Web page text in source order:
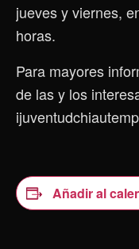
jueves y viernes,
horas.
Para mayores
de las y los
Añadir al